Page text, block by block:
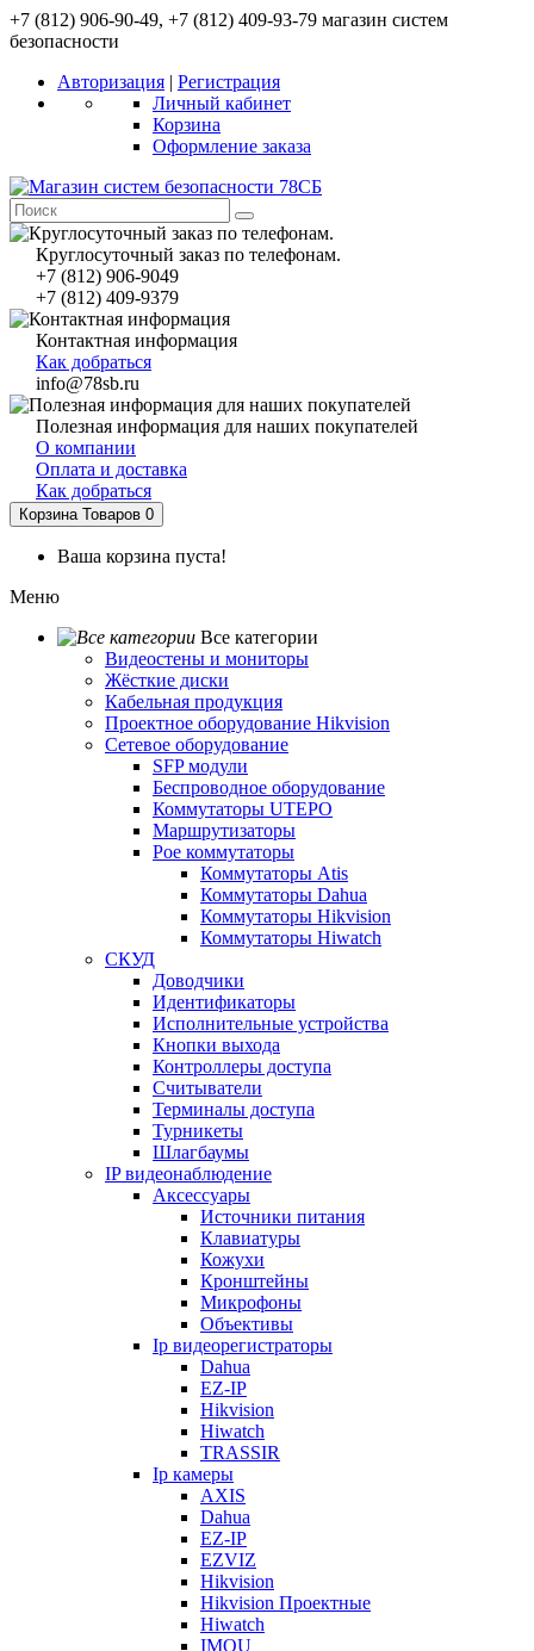
+7 (812) 906-90-49, +7 (812) 409-93-79 магазин систем
безопасности
Авторизация | Регистрация
Личный кабинет
Корзина
Оформление заказа
Круглосуточный заказ по телефонам.
+7 (812) 906-9049
+7 (812) 409-9379
Контактная информация
Как добраться
info@78sb.ru
Полезная информация для наших покупателей
О компании
Оплата и доставка
Как добраться
Корзина Товаров 0
Ваша корзина пуста!
Меню
Все категории
Видеостены и мониторы
Жёсткие диски
Кабельная продукция
Проектное оборудование Hikvision
Сетевое оборудование
SFP модули
Беспроводное оборудование
Коммутаторы UTEPO
Маршрутизаторы
Poe коммутаторы
Коммутаторы Atis
Коммутаторы Dahua
Коммутаторы Hikvision
Коммутаторы Hiwatch
СКУД
Доводчики
Идентификаторы
Исполнительные устройства
Кнопки выхода
Контроллеры доступа
Считыватели
Терминалы доступа
Турникеты
Шлагбаумы
IP видеонаблюдение
Аксессуары
Источники питания
Клавиатуры
Кожухи
Кронштейны
Микрофоны
Объективы
Ip видеорегистраторы
Dahua
EZ-IP
Hikvision
Hiwatch
TRASSIR
Ip камеры
AXIS
Dahua
EZ-IP
EZVIZ
Hikvision
Hikvision Проектные
Hiwatch
IMOU